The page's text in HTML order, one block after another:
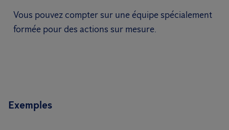
Vous pouvez compter sur une équipe spécialement
formée pour des actions sur mesure.
Exemples